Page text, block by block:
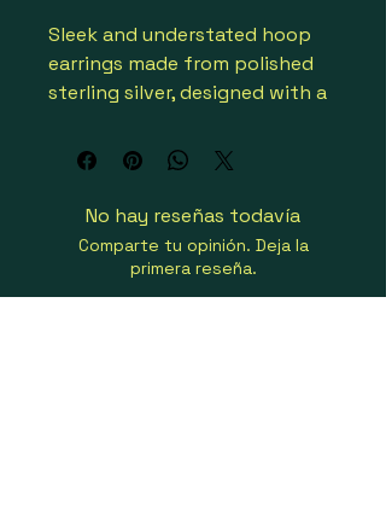
Sleek and understated hoop
earrings made from polished
sterling silver, designed with a
adds a touch of subtle
sophistication to any look.
No hay reseñas todavía
Comparte tu opinión. Deja la
primera reseña.